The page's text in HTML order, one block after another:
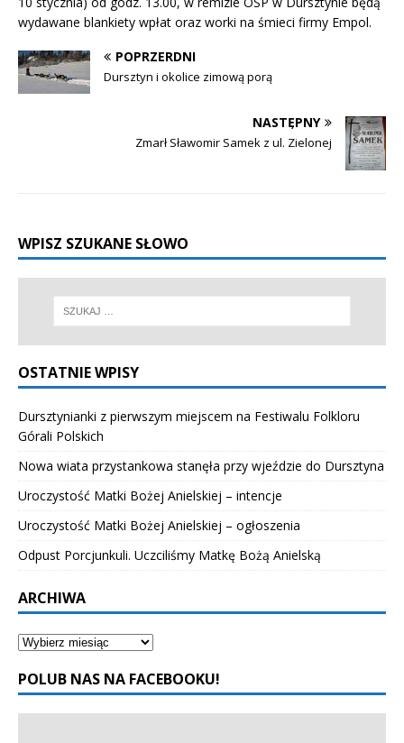
wydawane blankiety wpłat oraz worki na śmieci firmy Empol.
POPRZERDNI
Dursztyn i okolice zimową porą
NASTĘPNY
Zmarł Sławomir Samek z ul. Zielonej
WPISZ SZUKANE SŁOWO
OSTATNIE WPISY
Dursztynianki z pierwszym miejscem na Festiwalu Folkloru
Górali Polskich
Nowa wiata przystankowa stanęła przy wjeździe do Dursztyna
Uroczystość Matki Bożej Anielskiej – intencje
Uroczystość Matki Bożej Anielskiej – ogłoszenia
Odpust Porcjunkuli. Uczciliśmy Matkę Bożą Anielską
ARCHIWA
POLUB NAS NA FACEBOOKU!